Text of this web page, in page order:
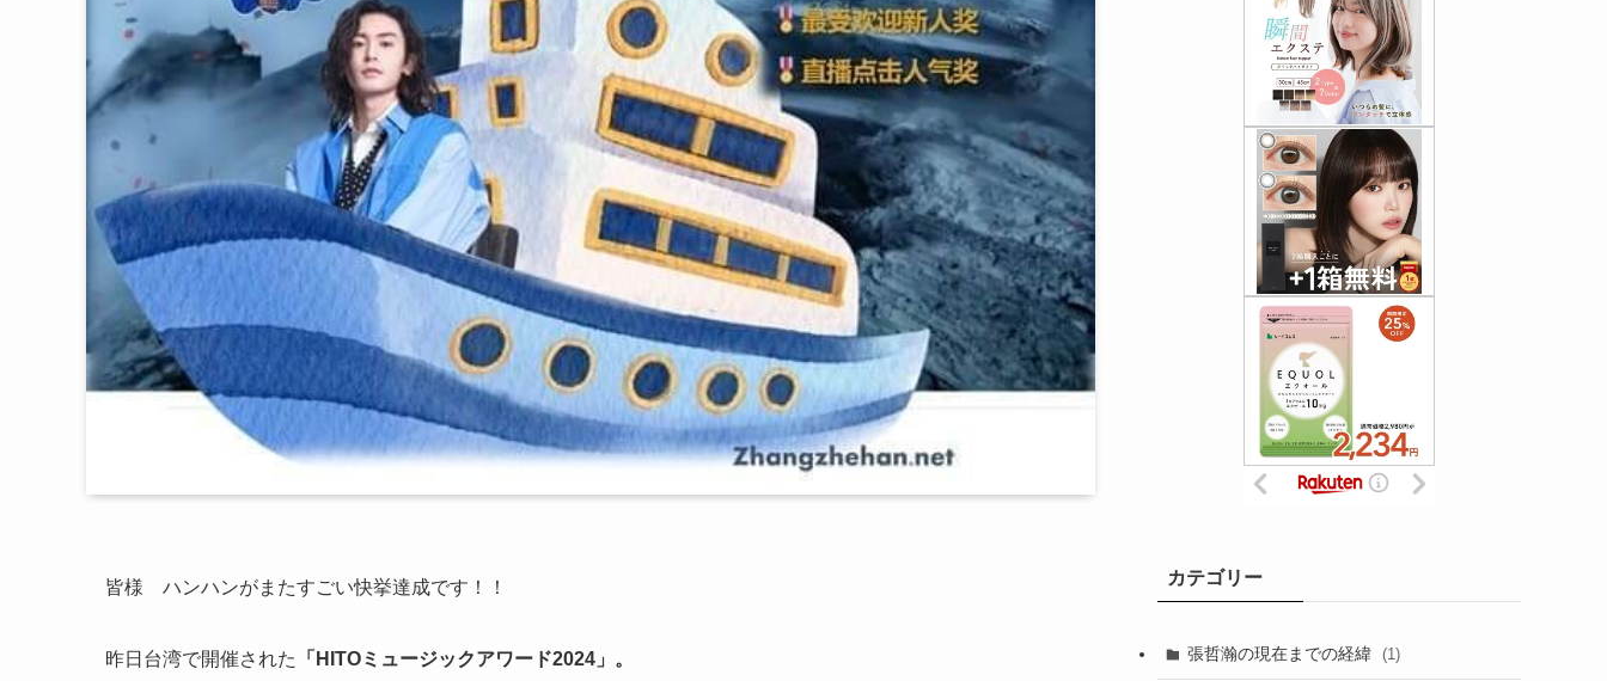
皆様 ハンハンがまたすごい快挙達成です！！
昨日台湾で開催された
「HITOミュージックアワード2024」。
カテゴリー
張哲瀚の現在までの経緯 (1)